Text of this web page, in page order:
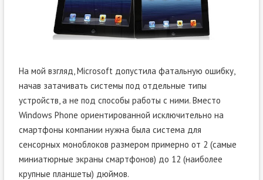
На мой взгляд, Microsoft допустила фатальную ошибку,
начав затачивать системы под отдельные типы
устройств, а не под способы работы с ними. Вместо
Windows Phone ориентированной исключительно на
смартфоны компании нужна была система для
сенсорных моноблоков размером примерно от 2 (самые
миниатюрные экраны смартфонов) до 12 (наиболее
крупные планшеты) дюймов.